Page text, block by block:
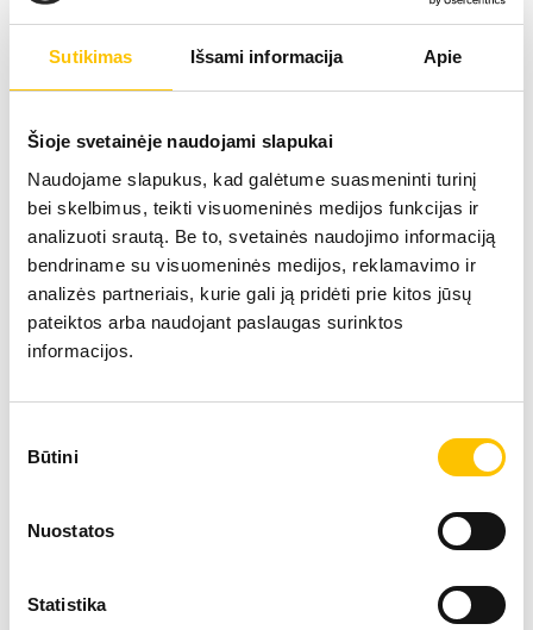
Sutikimas Išsami informacija Apie
Šioje svetainėje naudojami slapukai
Naudojame slapukus, kad galėtume suasmeninti turinį
bei skelbimus, teikti visuomeninės medijos funkcijas ir
analizuoti srautą. Be to, svetainės naudojimo informaciją
bendriname su visuomeninės medijos, reklamavimo ir
analizės partneriais, kurie gali ją pridėti prie kitos jūsų
pateiktos arba naudojant paslaugas surinktos
informacijos.
pasirinkimas
Būtini
Nuostatos
Statistika
esančios ant varpos galvutės, gali daugintis greičiau
ir sukelti varpos uždegimą. Taip pat, nesilaikant
higienos, gali atsirasti daugiau varškingos masės,
susidarančios iš apyvarpės riebalų liaukučių likučių
apyvarpės gleivinės dirginimas, kuris ilgainiui
Balanopostito simptomai
Apsunkintas šlapinimasis;
Varpos, apyvarpės patinimas;
odelės;